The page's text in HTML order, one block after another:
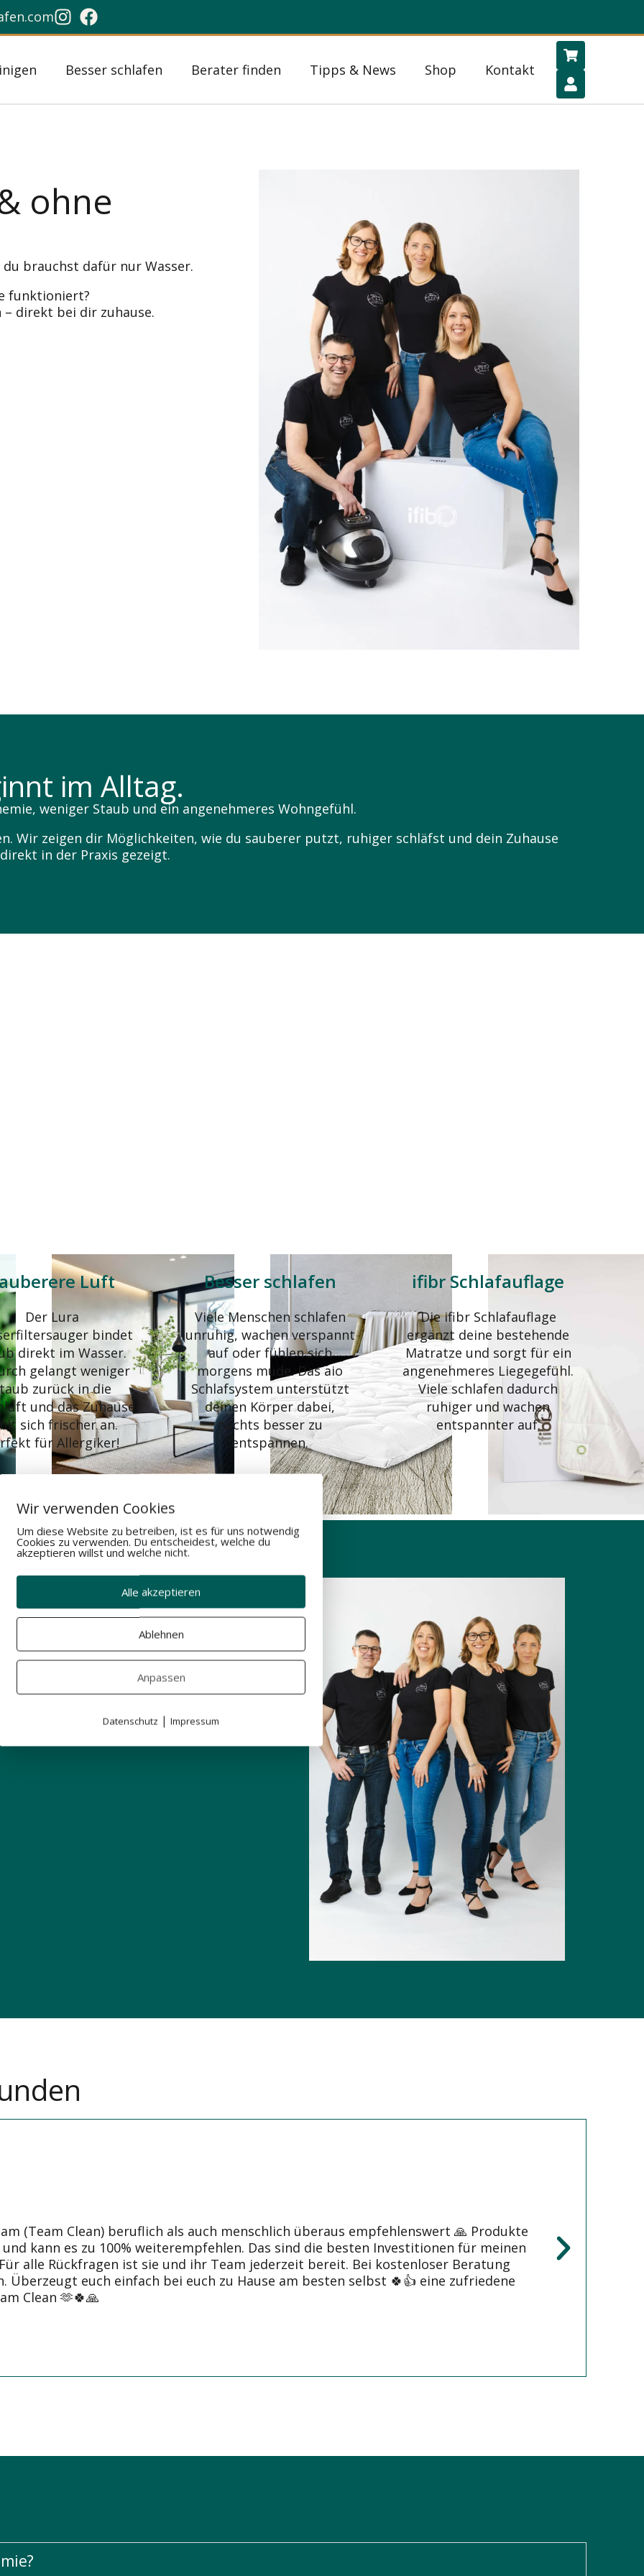
Besser schlafen Berater finden Tipps & News Shop Kontakt
ohne
brauchst dafür nur Wasser.
funktioniert?
direkt bei dir zuhause.
im Alltag.
weniger Staub und ein angenehmeres Wohngefühl.
Wir zeigen dir Möglichkeiten, wie du sauberer putzt, ruhiger schläfst und dein Zuhause
in der Praxis gezeigt.
Luft
Der Lura
bindet
direkt im Wasser.
gelangt weniger
zurück in die
und das Zuhause
sich frischer an.
für Allergiker!
Besser schlafen
Viele Menschen schlafen
unruhig, wachen verspannt
auf oder fühlen sich
morgens müde. Das aio
Schlafsystem unterstützt
deinen Körper dabei,
nachts besser zu
entspannen.
ifibr Schlafauflage
Die ifibr Schlafauflage
ergänzt deine bestehende
Matratze und sorgt für ein
angenehmeres Liegegefühl.
Viele schlafen dadurch
ruhiger und wachen
entspannter auf.
nur verkauft.
beantworten. Darum zeigen wir
Unterschiede und beantworten deine
(Team Clean) beruflich als auch menschlich überaus empfehlenswert 🙏 Produkte
kann es zu 100% weiterempfehlen. Das sind die besten Investitionen für meinen
alle Rückfragen ist sie und ihr Team jederzeit bereit. Bei kostenloser Beratung
Überzeugt euch einfach bei euch zu Hause am besten selbst 🍀👍 eine zufriedene
Clean 🫶🍀🙏
Wir verwenden Cookies
Um diese Website zu betreiben, ist es für uns notwendig
Cookies zu verwenden. Du entscheidest, welche du
akzeptieren willst und welche nicht.
Alle akzeptieren
Ablehnen
Anpassen
Datenschutz | Impressum